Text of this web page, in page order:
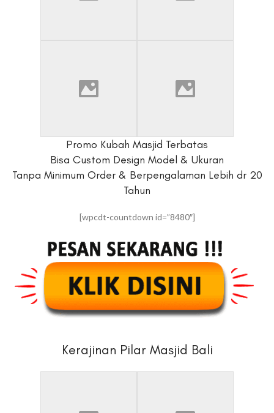
Promo Kubah Masjid Terbatas
Bisa Custom Design Model & Ukuran
Tanpa Minimum Order & Berpengalaman Lebih dr 20
Tahun
[wpcdt-countdown id=”8480″]
Kerajinan Pilar Masjid Bali